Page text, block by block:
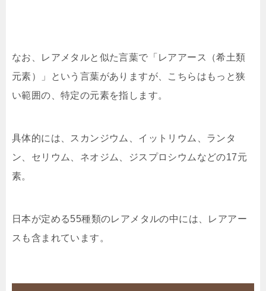
なお、レアメタルと似た言葉で「レアアース（希土類
元素）」という言葉がありますが、こちらはもっと狭
い範囲の、特定の元素を指します。
具体的には、スカンジウム、イットリウム、ランタ
ン、セリウム、ネオジム、ジスプロシウムなどの17元
素。
日本が定める55種類のレアメタルの中には、レアアー
スも含まれています。